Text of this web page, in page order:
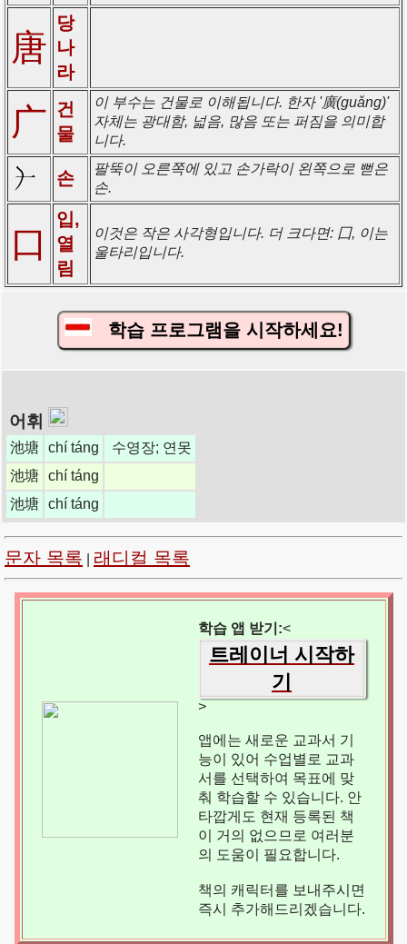
唐
당
나
라
广 건
물
이 부수는 건물로 이해됩니다. 한자 '廣(guǎng)'
자체는 광대함, 넓음, 많음 또는 퍼짐을 의미합
니다.
손
팔뚝이 오른쪽에 있고 손가락이 왼쪽으로 뻗은
손.
口
입,
열
림
이것은 작은 사각형입니다. 더 크다면: 囗, 이는
울타리입니다.
학습 프로그램을 시작하세요!
어휘
池塘 chí táng
수영장; 연못
池塘 chí táng
池塘 chí táng
문자 목록 래디컬 목록
학습 앱 받기:<
트레이너 시작하
기
>
앱에는 새로운 교과서 기
능이 있어 수업별로 교과
서를 선택하여 목표에 맞
춰 학습할 수 있습니다. 안
타깝게도 현재 등록된 책
이 거의 없으므로 여러분
의 도움이 필요합니다.
책의 캐릭터를 보내주시면
즉시 추가해드리겠습니다.